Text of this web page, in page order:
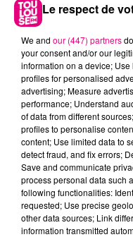
12h52
12h52
DASHA
Austin
L'HOROSCOPE
Le respect de
We and our (447) partners
your consent and/or our
information on a device;
profiles for personalised
advertising; Measure
performance; Understand
of data from different
profiles to personalise
content; Use limited data to
detect fraud, and fix errors;
Save and communicate
process personal data such
following functionalities:
requested; Use precise
other data sources; Link
information transmitted